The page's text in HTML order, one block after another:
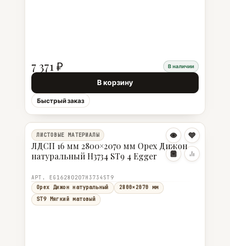
7 371 ₽ В наличии
В корзину
Быстрый заказ
ЛИСТОВЫЕ МАТЕРИАЛЫ
ЛДСП 16 мм 2800×2070 мм Орех Дижон
натуральный H3734 ST9 4 Egger
АРТ. EG16280207H3734ST9
Орех Дижон натуральный
2800×2070 мм
ST9 Мягкий матовый